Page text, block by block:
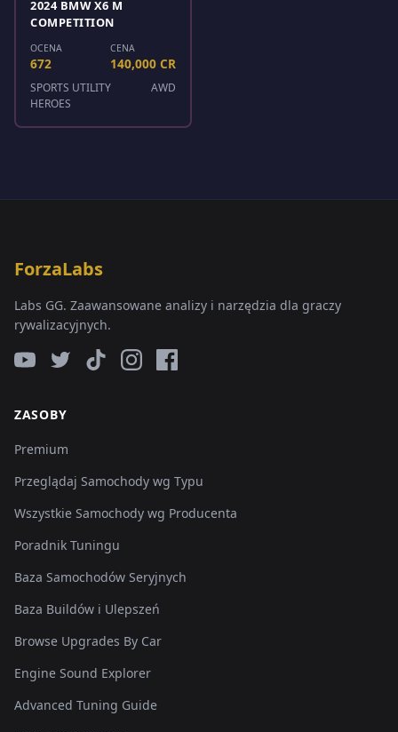
2024 BMW X6 M
COMPETITION
OCENA
672
CENA
140,000 CR
SPORTS UTILITY
HEROES
AWD
ForzaLabs
Labs GG. Zaawansowane analizy i narzędzia dla graczy
rywalizacyjnych.
ZASOBY
Premium
Przeglądaj Samochody wg Typu
Wszystkie Samochody wg Producenta
Poradnik Tuningu
Baza Samochodów Seryjnych
Baza Buildów i Ulepszeń
Browse Upgrades By Car
Engine Sound Explorer
Advanced Tuning Guide